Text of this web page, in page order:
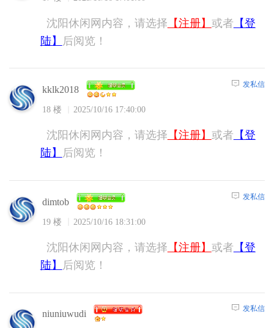
沈阳休闲网内容，请选择 【注册】 或者 【登
陆】
后阅览！
kklk2018
18 楼 2025/10/16 17:40:00
发私信
沈阳休闲网内容，请选择 【注册】 或者 【登
陆】
后阅览！
dimtob
19 楼 2025/10/16 18:31:00
发私信
沈阳休闲网内容，请选择 【注册】 或者 【登
陆】
后阅览！
niuniuwudi 发私信